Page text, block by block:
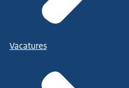
Vacatures